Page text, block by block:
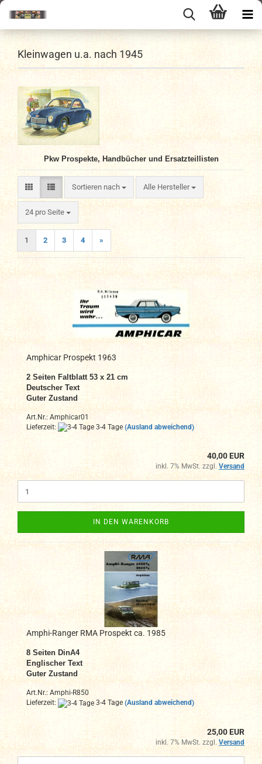
Kleinwagen u.a. nach 1945
Pkw Prospekte, Handbücher und Ersatzteillisten
Sortieren nach
Sortieren nach Alle Hersteller
24 pro Seite
pro Seite
1 2 3 4 »
Amphicar Prospekt 1963
2 Seiten Faltblatt53 x 21 cm
Deutscher Text
Guter Zustand
Art.Nr.: Amphicar01
Lieferzeit:
3-4 Tage (Ausland abweichend)
40,00 EUR
inkl. 7% MwSt. zzgl. Versand
IN DEN WARENKORB
Amphi-Ranger RMA Prospekt ca. 1985
8 Seiten DinA4
Englischer Text
Guter Zustand
Art.Nr.: Amphi-R850
Lieferzeit:
3-4 Tage (Ausland abweichend)
25,00 EUR
inkl. 7% MwSt. zzgl. Versand